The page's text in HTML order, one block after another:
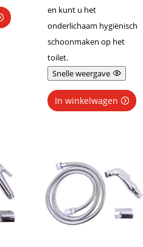
en kunt u het
onderlichaam hygiënisch
schoonmaken op het
toilet.
Snelle weergave
In winkelwagen